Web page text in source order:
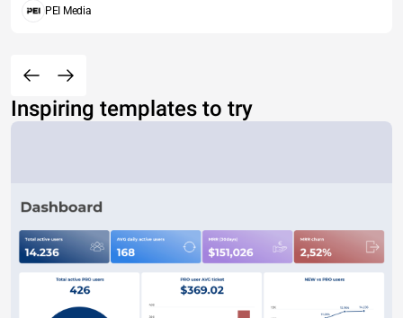
PEI Media
Inspiring templates to try